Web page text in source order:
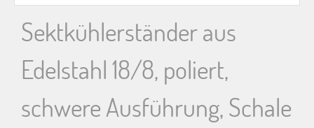
Sektkühlerständer aus
Edelstahl 18/8, poliert,
schwere Ausführung, Schale